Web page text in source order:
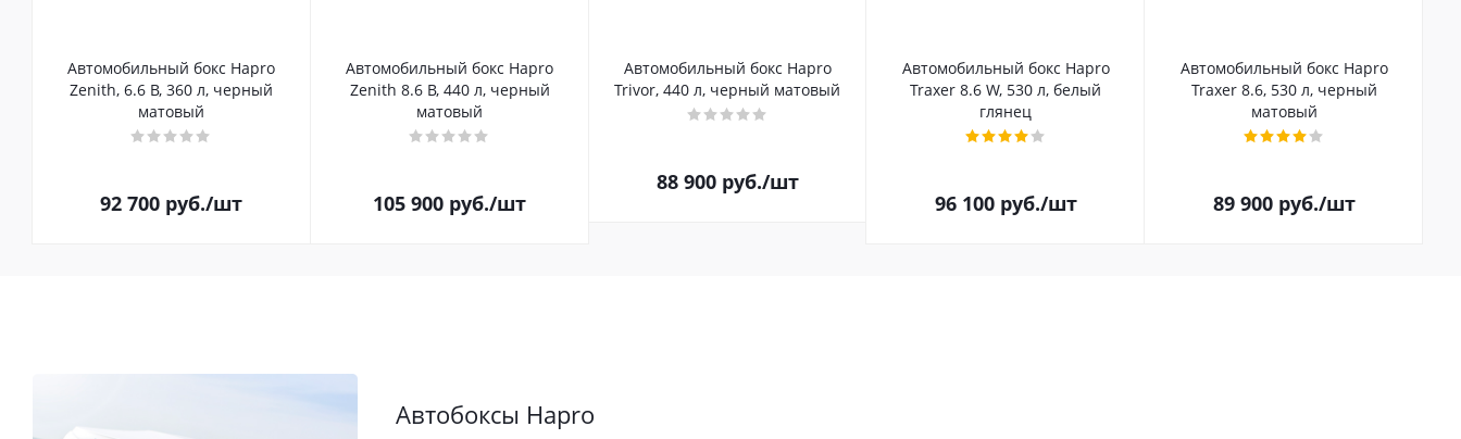
Автомобильный бокс Hapro
Zenith, 6.6 B, 360 л, черный
матовый
92 700 руб./шт
Автомобильный бокс Hapro
Zenith 8.6 B, 440 л, черный
матовый
105 900 руб./шт
Автомобильный бокс Hapro
Trivor, 440 л, черный матовый
88 900руб./шт
Автомобильный бокс Hapro
Traxer 8.6 W, 530 л, белый
глянец
96 100руб./шт
Автомобильный бокс Hapro
Traxer 8.6, 530 л, черный
матовый
89 900руб./шт
Автобоксы Hapro